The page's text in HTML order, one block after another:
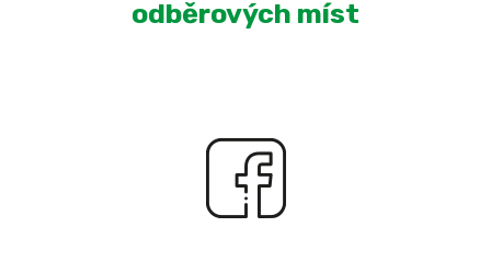
odběrových míst